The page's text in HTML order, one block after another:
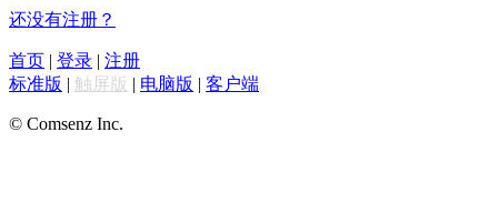
还没有注册？
首页 | 登录 | 注册
标准版 | 触屏版 | 电脑版 | 客户端
© Comsenz Inc.